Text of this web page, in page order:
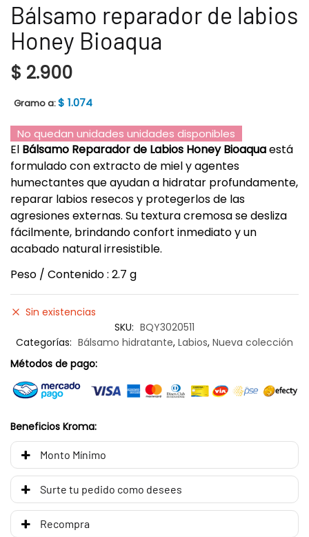
Bálsamo reparador de labios
Honey Bioaqua
$ 2.900
Gramo a:$ 1.074
No quedan unidades unidades disponibles
El Bálsamo Reparador de Labios Honey Bioaquaestá
formulado con extracto de miel y agentes
humectantes que ayudan a hidratar profundamente,
reparar labios resecos y protegerlos de las
agresiones externas. Su textura cremosa se desliza
fácilmente, brindando confort inmediato y un
acabado natural irresistible.
Peso / Contenido : 2.7 g
Sin existencias
SKU: BQY3020511
Categorías: Bálsamo hidratante, Labios, Nueva colección
Métodos de pago:
Beneficios Kroma:
Monto Mínimo
Surte tu pedido como desees
Recompra